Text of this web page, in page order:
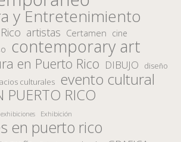
y Entretenimiento
artistas Certamen cine
contemporary art
en Puerto Rico DIBUJO diseño
culturales evento cultural
PUERTO RICO
exhibiciones Exhibición
en puerto rico